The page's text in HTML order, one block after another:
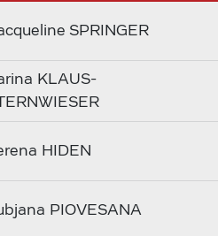
SPRINGER
KLAUS-
HIDEN
PIOVESANA